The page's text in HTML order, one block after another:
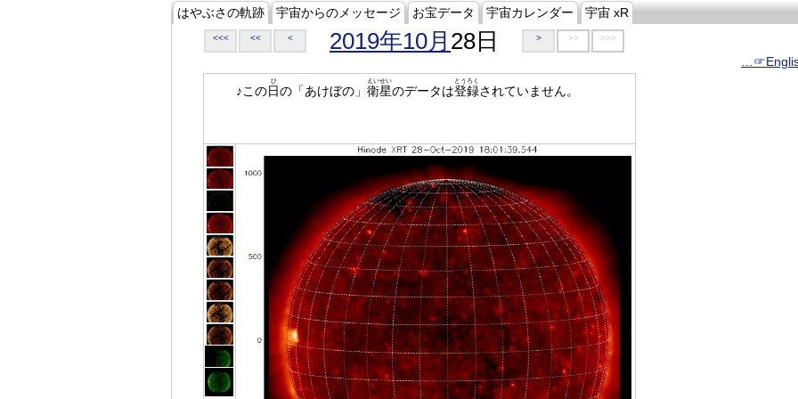
はやぶさの軌跡 宇宙からのメッセージ お宝データ 宇宙カレンダー 宇宙 xR
<<< << < 2019年10月 28日 > >> >>>
♪この日
ひ
の「あけぼの」 衛星
えいせい
のデータは登録
とうろく
されていません。